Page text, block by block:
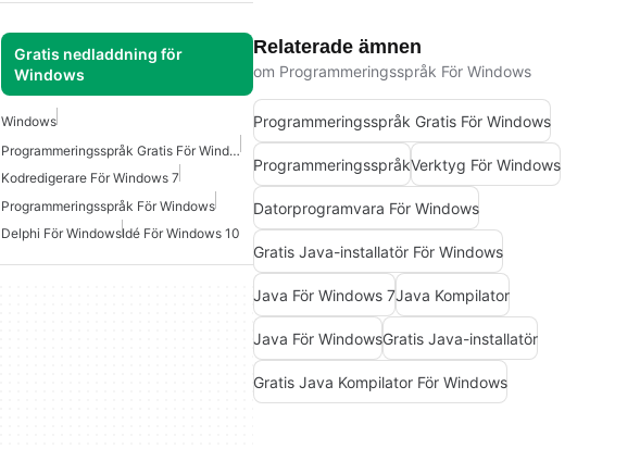
Gratis nedladdning för
Windows
Windows
Programmeringsspråk Gratis För Windows
Kodredigerare För Windows 7
Programmeringsspråk För Windows
Delphi För WindowsIdé För Windows 10
Relaterade ämnen
om Programmeringsspråk För Windows
Programmeringsspråk Gratis För Windows
ProgrammeringsspråkVerktyg För Windows
Datorprogramvara För Windows
Gratis Java-installatör För Windows
Java För Windows 7Java Kompilator
Java För WindowsGratis Java-installatör
Gratis Java Kompilator För Windows